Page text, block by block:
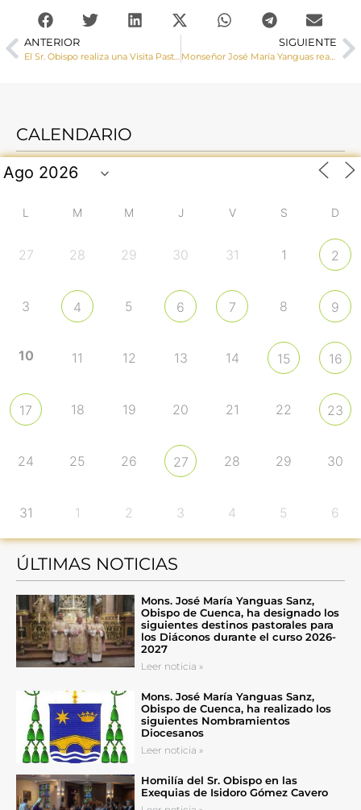
ANTERIOR
El Sr. Obispo realiza una Visita Pastoral a Verdelpino de Huete, Bonilla y Caracenilla
SIGUIENTE
Monseñor José María Yanguas realiza una Visita Pastoral a Villar del Saz de Arcas y Arcas
CALENDARIO
L M M J V S D
27 28 29 30 31 1 2
3 4 5 6 7 8 9
10 11 12 13 14 15 16
17 18 19 20 21 22 23
24 25 26 27 28 29 30
31 1 2 3 4 5 6
ÚLTIMAS NOTICIAS
Mons. José María Yanguas Sanz,
Obispo de Cuenca, ha designado los
siguientes destinos pastorales para
los Diáconos durante el curso 2026-
2027
Leer noticia »
Mons. José María Yanguas Sanz,
Obispo de Cuenca, ha realizado los
siguientes Nombramientos
Diocesanos
Leer noticia »
Homilía del Sr. Obispo en las
Exequias de Isidoro Gómez Cavero